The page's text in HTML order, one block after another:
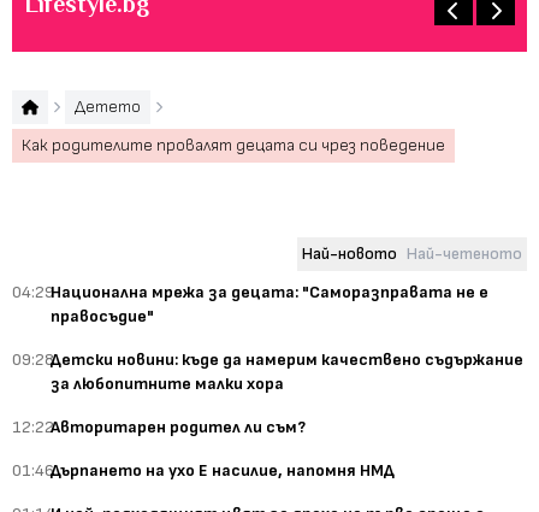
Детето
Как родителите провалят децата си чрез поведение
Най-новото Най-четеното
04:29Национална мрежа за децата: "Саморазправата не е
правосъдие"
09:28Детски новини: къде да намерим качествено съдържание
за любопитните малки хора
12:22Авторитарен родител ли съм?
01:46Дърпането на ухо Е насилие, напомня НМД